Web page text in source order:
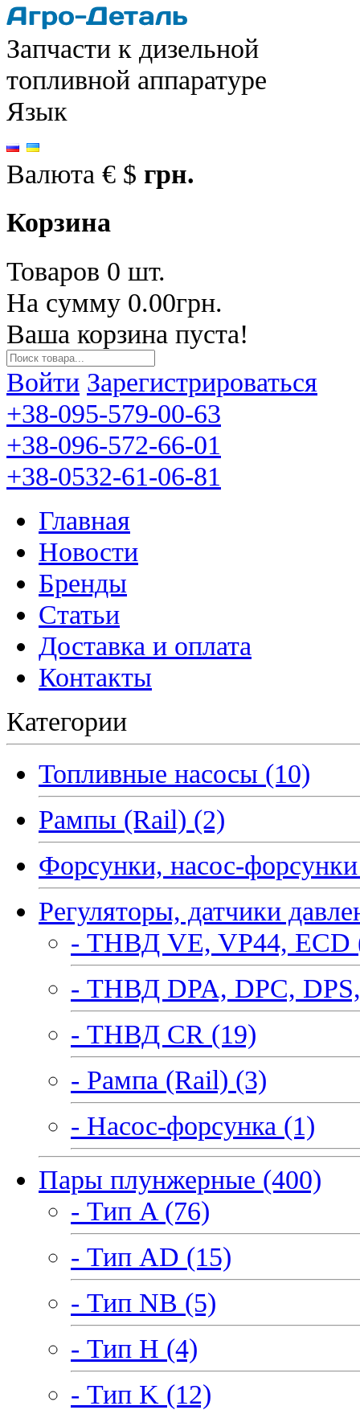
Запчасти к дизельной
топливной аппаратуре
Язык
Валюта € $ грн.
Корзина
Товаров 0 шт.
На сумму 0.00грн.
Ваша корзина пуста!
Войти Зарегистрироваться
+38-095-579-00-63
+38-096-572-66-01
+38-0532-61-06-81
Главная
Новости
Бренды
Статьи
Доставка и оплата
Контакты
Категории
Топливные насосы (10)
Рампы (Rail) (2)
Форсунки, насос-
Регуляторы, датчики
- ТНВД VE, VP44, ECD
- ТНВД DPA, DPC,
- ТНВД CR (19)
- Рампа (Rail) (3)
- Насос-форсунка (1)
Пары плунжерные (400)
- Тип A (76)
- Тип AD (15)
- Тип NB (5)
- Тип H (4)
- Тип K (12)